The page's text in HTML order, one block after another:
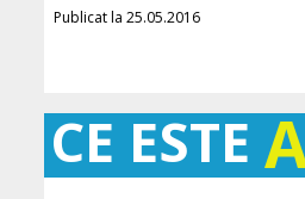
Publicat la 25.05.2016
CE ESTE